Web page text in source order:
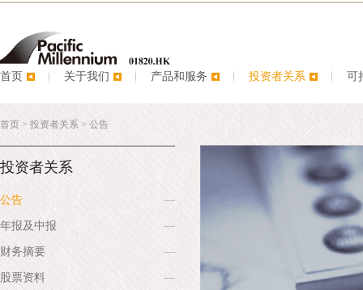
首页 关于我们 产品和服务 投资者关系 可
首页 > 投资者关系 > 公告
投资者关系
公告
年报及中报
财务摘要
股票资料